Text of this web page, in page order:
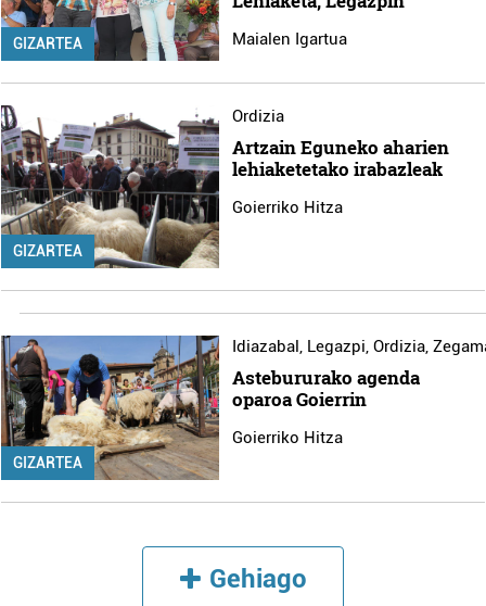
GIZARTEA Maialen Igartua
GIZARTEA
Ordizia
Artzain Eguneko aharien
lehiaketetako irabazleak
Goierriko Hitza
GIZARTEA
Idiazabal, Legazpi, Ordizia,
Astebururako agenda
oparoa Goierrin
Goierriko Hitza
Gehiago